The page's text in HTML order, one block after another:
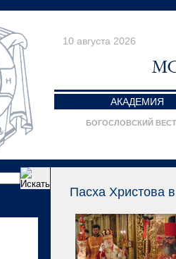
10 августа 2026
АКАДЕМИЯ
БОГОСЛОВСКИЙ
Пасха Христова